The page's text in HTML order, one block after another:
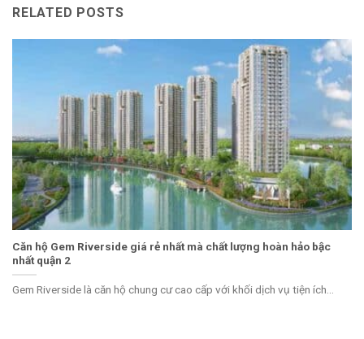
RELATED POSTS
Căn hộ Gem Riverside giá rẻ nhất mà chất lượng hoàn hảo bậc
nhất quận 2
Gem Riverside là căn hộ chung cư cao cấp với khối dịch vụ tiện ích...